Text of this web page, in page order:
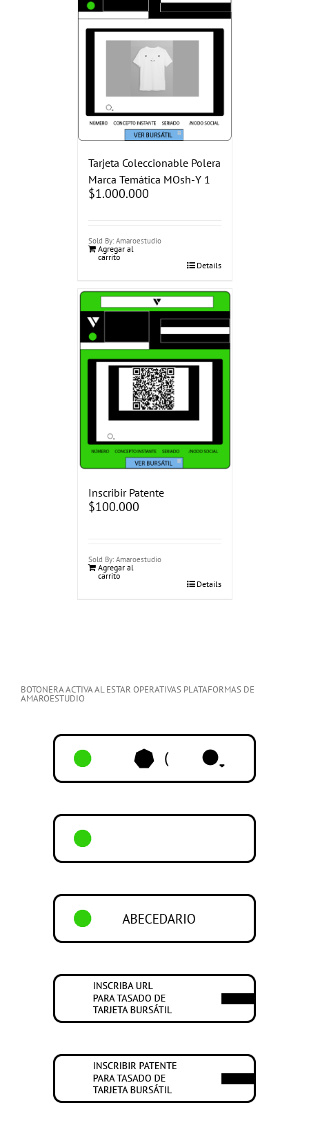
Tarjeta Coleccionable Polera
Marca Temática MOsh-Y 1
$1.000.000
Sold By: Amaroestudio
Agregar al
carrito
Details
Inscribir Patente
$100.000
Sold By: Amaroestudio
Agregar al
carrito
Details
BOTONERA ACTIVA AL ESTAR OPERATIVAS PLATAFORMAS DE
AMAROESTUDIO